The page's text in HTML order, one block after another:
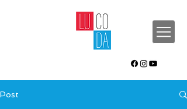
Post